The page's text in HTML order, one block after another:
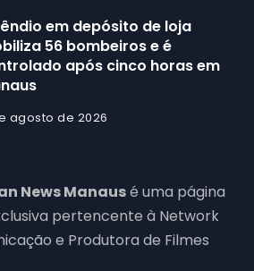
em depósito de loja
56 bombeiros e é
após cinco horas em
agosto de 2026
News Manausé uma página
pertencente à Network
e Produtora de Filmes